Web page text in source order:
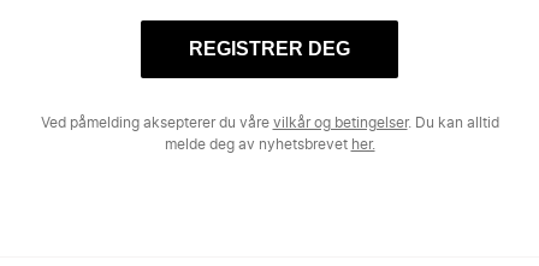
REGISTRER DEG
Ved påmelding aksepterer du våre vilkår og betingelser. Du kan alltid
melde deg av nyhetsbrevet her.